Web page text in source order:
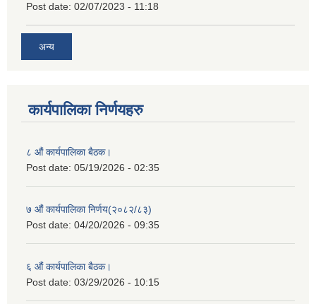
Post date: 02/07/2023 - 11:18
अन्य
कार्यपालिका निर्णयहरु
८ औं कार्यपालिका बैठक।
Post date: 05/19/2026 - 02:35
७ औं कार्यपालिका निर्णय(२०८२/८३)
Post date: 04/20/2026 - 09:35
६ औं कार्यपालिका बैठक।
Post date: 03/29/2026 - 10:15